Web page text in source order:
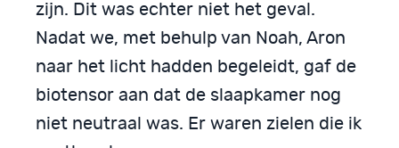
zijn. Dit was echter niet het geval.
Nadat we, met behulp van Noah, Aron
naar het licht hadden begeleidt, gaf de
biotensor aan dat de slaapkamer nog
niet neutraal was. Er waren zielen die ik